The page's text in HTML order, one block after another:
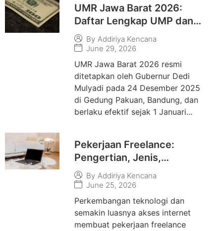
UMR Jawa Barat 2026:
Daftar Lengkap UMP dan
UMK 27 Kabupaten/Kota
By Addiriya Kencana
June 29, 2026
UMR Jawa Barat 2026 resmi
ditetapkan oleh Gubernur Dedi
Mulyadi pada 24 Desember 2025
di Gedung Pakuan, Bandung, dan
berlaku efektif sejak 1 Januari...
Pekerjaan Freelance:
Pengertian, Jenis,
Keuntungan, dan Cara
Memulai Karier sebagai
Freelancer
By Addiriya Kencana
June 25, 2026
Perkembangan teknologi dan
semakin luasnya akses internet
membuat pekerjaan freelance